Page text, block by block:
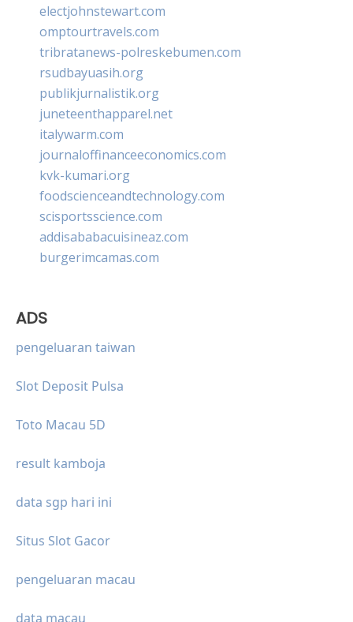
electjohnstewart.com
omptourtravels.com
tribratanews-polreskebumen.com
rsudbayuasih.org
publikjurnalistik.org
juneteenthapparel.net
italywarm.com
journaloffinanceeconomics.com
kvk-kumari.org
foodscienceandtechnology.com
scisportsscience.com
addisababacuisineaz.com
burgerimcamas.com
ADS
pengeluaran taiwan
Slot Deposit Pulsa
Toto Macau 5D
result kamboja
data sgp hari ini
Situs Slot Gacor
pengeluaran macau
data macau